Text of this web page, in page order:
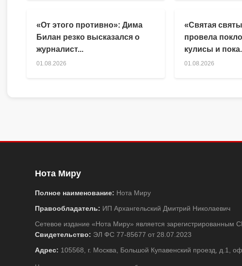
«От этого противно»: Дима
Билан резко высказался о
журналист...
01.08.2026
«Святая
провела
кулисы и
01.08.2026
Нота Миру
Полное наименование: Нота Миру
Правообладатель: ИП Архангельский Дмитрий Николаевич
Сетевое издание «Нота Миру» является зарегистрированным
Свидетельство: ЭЛ ФС 77-85677 от 28.07.2023
Адрес: 105568, г. Москва, Большой Купавенский проезд, д.1,